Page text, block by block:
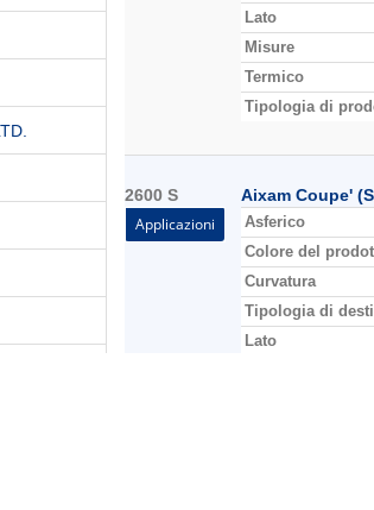
Lato
Misure
Termico
Tipologia di
2600 S
Applicazioni
Aixam Coupe'
Asferico
Colore del
Curvatura
Tipologia di
Lato